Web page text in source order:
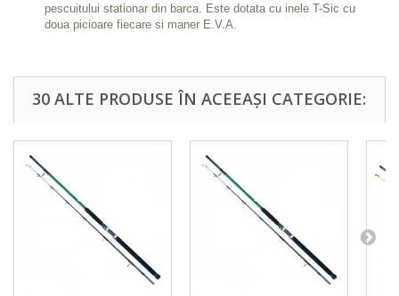
pescuitului stationar din barca. Este dotata cu inele T-Sic cu
doua picioare fiecare si maner E.V.A.
30 ALTE PRODUSE ÎN ACEEAȘI CATEGORIE: